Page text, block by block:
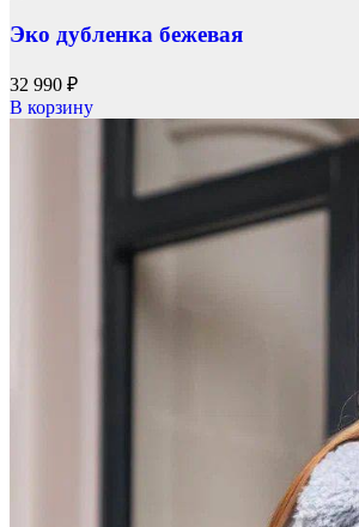
Эко дубленка бежевая
32 990 ₽
В корзину